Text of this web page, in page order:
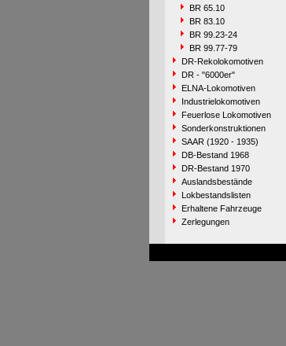
BR 65.10
BR 83.10
BR 99.23-24
BR 99.77-79
DR-Rekolokomotiven
DR - "6000er"
ELNA-Lokomotiven
Industrielokomotiven
Feuerlose Lokomotiven
Sonderkonstruktionen
SAAR (1920 - 1935)
DB-Bestand 1968
DR-Bestand 1970
Auslandsbestände
Lokbestandslisten
Erhaltene Fahrzeuge
Zerlegungen